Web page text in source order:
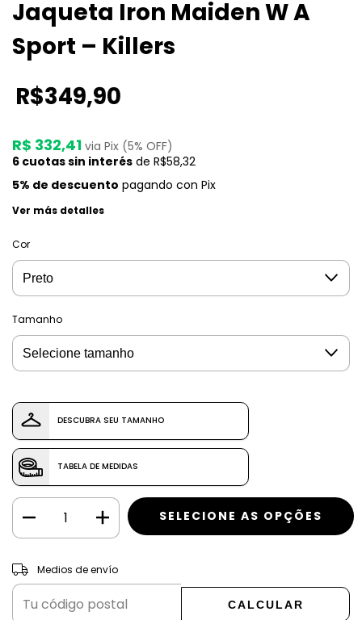
Jaqueta Iron Maiden W A
Sport – Killers
R$349,90
R$ 332,41 via Pix (5% OFF)
6 cuotas sin interés de R$58,32
5% de descuento pagando con Pix
Ver más detalles
Cor
Tamanho
DESCUBRA SEU TAMANHO
TABELA DE MEDIDAS
Entregas para el CP:
Medios de envío
CALCULAR